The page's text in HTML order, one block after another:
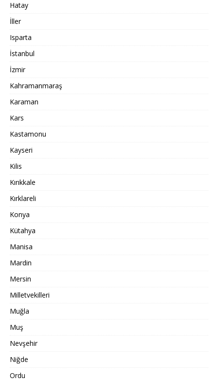
Hatay
İller
Isparta
İstanbul
İzmir
Kahramanmaraş
Karaman
Kars
Kastamonu
Kayseri
Kilis
Kırıkkale
Kırklareli
Konya
Kütahya
Manisa
Mardin
Mersin
Milletvekilleri
Muğla
Muş
Nevşehir
Niğde
Ordu